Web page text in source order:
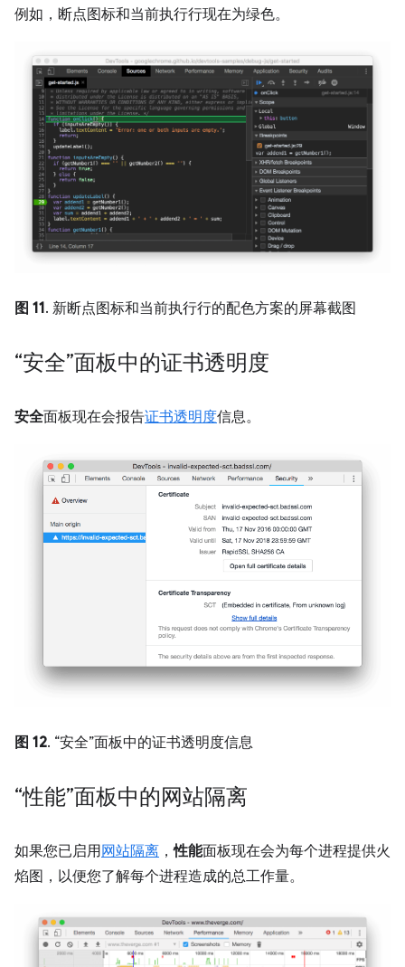
例如，断点图标和当前执行行现在为绿色。
图 11. 新断点图标和当前执行行的配色方案的屏幕截图
“安全”面板中的证书透明度
安全面板现在会报告证书透明度信息。
图 12. “安全”面板中的证书透明度信息
“性能”面板中的网站隔离
如果您已启用网站隔离 ，性能面板现在会为每个进程提供火
焰图，以便您了解每个进程造成的总工作量。